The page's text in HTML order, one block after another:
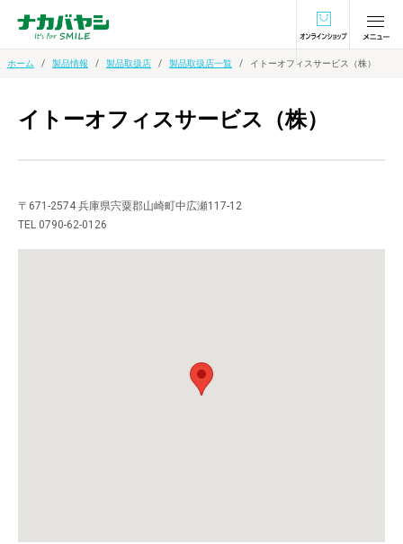
オンラインショ
ホーム 製品情報 製品取扱店 製品取扱店一覧 イトーオフィスサービス（株）
イトーオフィスサービス（株）
〒671-2574 兵庫県宍粟郡山崎町中広瀬117-12
TEL 0790-62-0126